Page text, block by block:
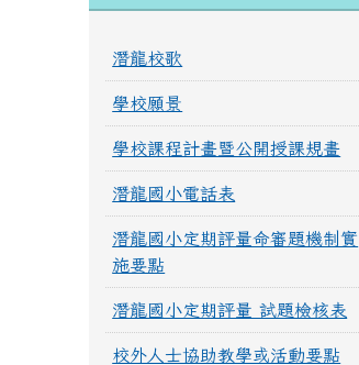
潛龍校歌
學校願景
學校課程計畫暨公開授課規畫
潛龍國小電話表
潛龍國小定期評量命審題機制實
施要點
潛龍國小定期評量 試題檢核表
校外人士協助教學或活動要點